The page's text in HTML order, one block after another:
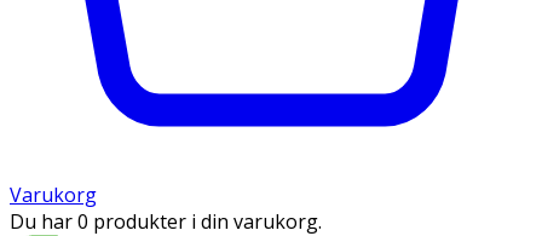
Varukorg
Du har 0 produkter i din varukorg.